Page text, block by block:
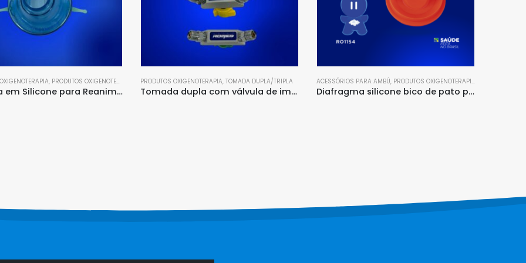
,TOMADA DUPLA/TRIPLA
Tomada dupla com válvula de impacto para rede de gases
ACESSÓRIOS PARA AMBÚ,PRODUTOS OXIGENOTERAPIA
Diafragma silicone bico de pato para ambú
Canopla interna ou externa para posto parede sem etiqueta